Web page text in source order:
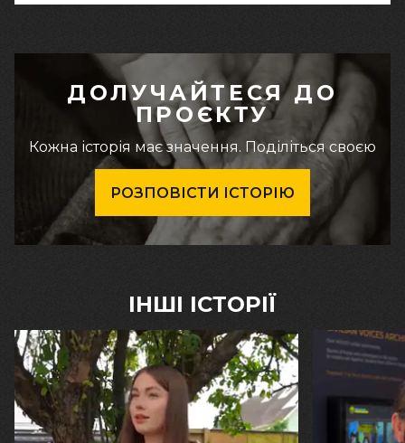
ДОЛУЧАЙТЕСЯ ДО
ПРОЄКТУ
Кожна історія має значення. Поділіться своєю
РОЗПОВІСТИ ІСТОРІЮ
ІНШІ ІСТОРІЇ